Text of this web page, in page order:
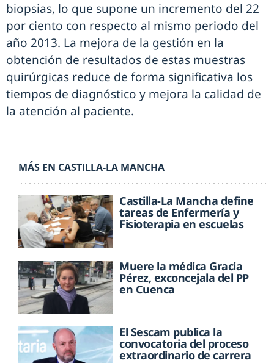
biopsias, lo que supone un incremento del 22
por ciento con respecto al mismo periodo del
año 2013. La mejora de la gestión en la
obtención de resultados de estas muestras
quirúrgicas reduce de forma significativa los
tiempos de diagnóstico y mejora la calidad de
la atención al paciente.
MÁS EN CASTILLA-LA MANCHA
Castilla-La Mancha define
tareas de Enfermería y
Fisioterapia en escuelas
Muere la médica Gracia
Pérez, exconcejala del PP
en Cuenca
El Sescam publica la
convocatoria del proceso
extraordinario de carrera